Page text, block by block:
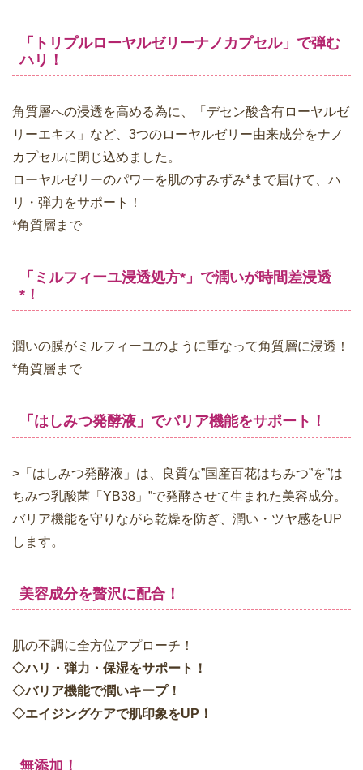
「トリプルローヤルゼリーナノカプセル」で弾む
ハリ！
角質層への浸透を高める為に、「デセン酸含有ローヤルゼ
リーエキス」など、3つのローヤルゼリー由来成分をナノ
カプセルに閉じ込めました。
ローヤルゼリーのパワーを肌のすみずみ*まで届けて、ハ
リ・弾力をサポート！
*角質層まで
「ミルフィーユ浸透処方*」で潤いが時間差浸透
*！
潤いの膜がミルフィーユのように重なって角質層に浸透！
*角質層まで
「はしみつ発酵液」でバリア機能をサポート！
>「はしみつ発酵液」は、良質な”国産百花はちみつ”を”は
ちみつ乳酸菌「YB38」”で発酵させて生まれた美容成分。
バリア機能を守りながら乾燥を防ぎ、潤い・ツヤ感をUP
します。
美容成分を贅沢に配合！
肌の不調に全方位アプローチ！
◇ハリ・弾力・保湿をサポート！
◇バリア機能で潤いキープ！
◇エイジングケアで肌印象をUP！
無添加！